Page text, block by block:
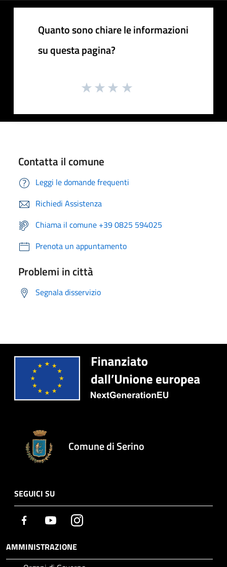
Quanto sono chiare le informazioni
su questa pagina?
Contatta il comune
Leggi le domande frequenti
Richiedi Assistenza
Chiama il comune +39 0825 594025
Prenota un appuntamento
Problemi in città
Segnala disservizio
Comune di Serino
SEGUICI SU
Facebook YoutubeInstagram
AMMINISTRAZIONE